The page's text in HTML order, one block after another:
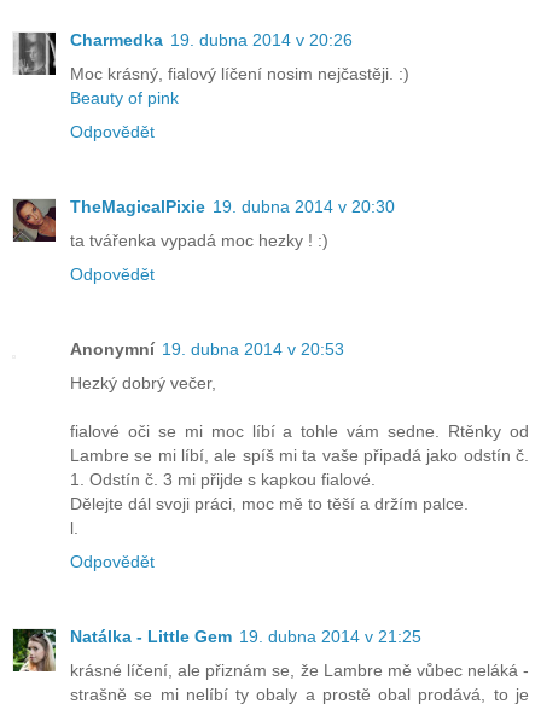
Charmedka 19. dubna 2014 v 20:26
Moc krásný, fialový líčení nosim nejčastěji. :)
Beauty of pink
Odpovědět
TheMagicalPixie 19. dubna 2014 v 20:30
ta tvářenka vypadá moc hezky ! :)
Odpovědět
Anonymní 19. dubna 2014 v 20:53
Hezký dobrý večer,
fialové oči se mi moc líbí a tohle vám sedne. Rtěnky od
Lambre se mi líbí, ale spíš mi ta vaše připadá jako odstín č.
1. Odstín č. 3 mi přijde s kapkou fialové.
Dělejte dál svoji práci, moc mě to těší a držím palce.
l.
Odpovědět
Natálka - Little Gem 19. dubna 2014 v 21:25
krásné líčení, ale přiznám se, že Lambre mě vůbec neláká -
strašně se mi nelíbí ty obaly a prostě obal prodává, to je